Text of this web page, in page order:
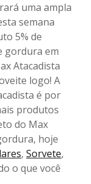
uma ampla
semana
5% de
gordura em
Atacadista
logo! A
é por
produtos
do Max
hoje
, Sorvete,
o que você